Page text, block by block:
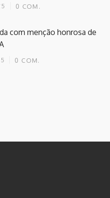
0 COM.
com menção honrosa de
0 COM.